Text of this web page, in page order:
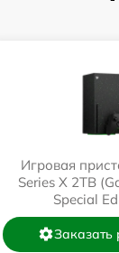
Игровая
Series X 2TB
Special
Заказать